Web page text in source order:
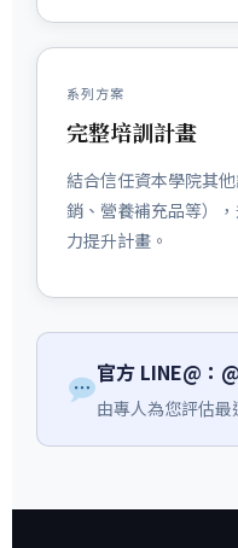
系列方案
完整培訓計畫
結合信任資本學院其
銷、營養補充品等）
力提升計畫。
官方 LINE@：
由專人為您評估